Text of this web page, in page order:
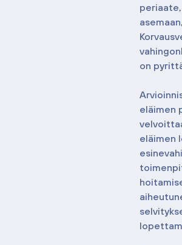
on
eläimen
eläimen